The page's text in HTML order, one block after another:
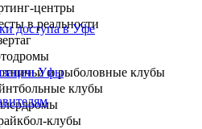
центры
в реальности
и рыболовные клубы
клубы
клубы
доступа в Уфе
Уфы